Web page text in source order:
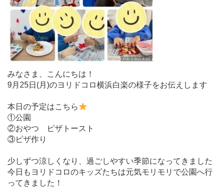
みなさま、こんにちは！
9月25日(月)のヨリドコロ横浜白楽の様子をお伝えします
本日の予定はこちら
①公園
②おやつ ピザトースト
③ピザ作り
少しずつ涼しくなり、過ごしやすい季節になってきました
今日もヨリドコロのキッズたちは元気モリモリで公園へ行
ってきました！